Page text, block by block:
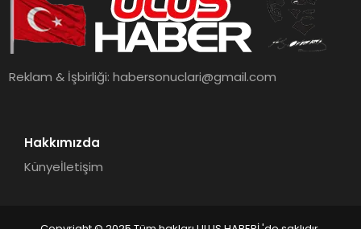
Reklam & İşbirliği:habersonuclari@gmail.com
Hakkımızda
Künyeİletişim